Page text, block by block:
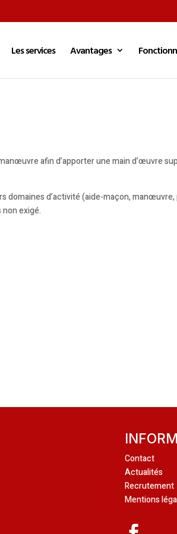
Les services Avantages
afin d’apporter une main d’œuvre
domaines d’activité (aide-maçon,
exigé.
Contact
Actualités
Recrutement
Mentions